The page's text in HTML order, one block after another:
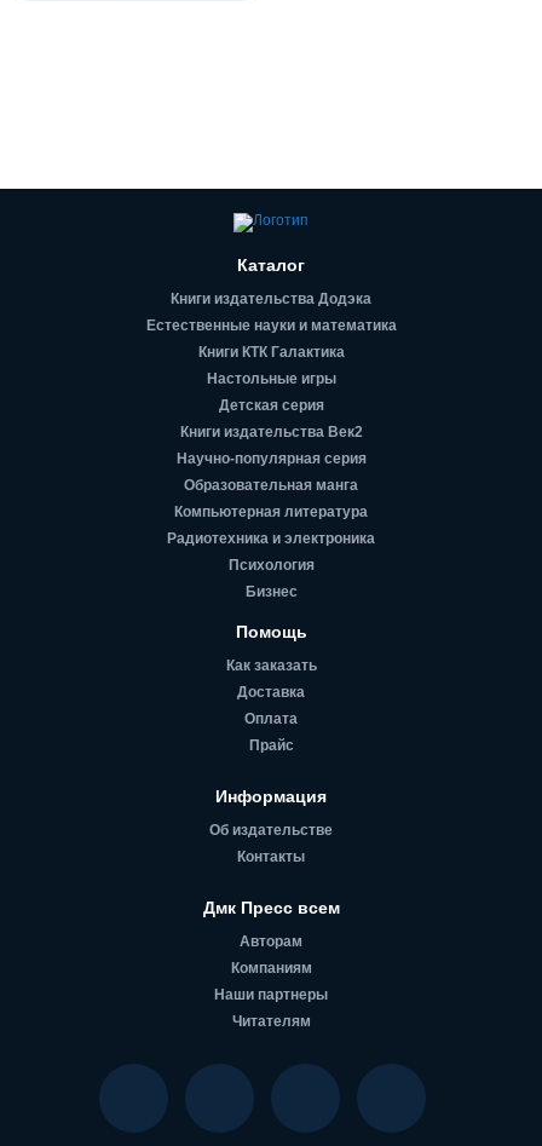
Каталог
Книги издательства Додэка
Естественные науки и математика
Книги КТК Галактика
Настольные игры
Детская серия
Книги издательства Век2
Научно-популярная серия
Образовательная манга
Компьютерная литература
Радиотехника и электроника
Психология
Бизнес
Помощь
Как заказать
Доставка
Оплата
Прайс
Информация
Об издательстве
Контакты
Дмк Пресс всем
Авторам
Компаниям
Наши партнеры
Читателям